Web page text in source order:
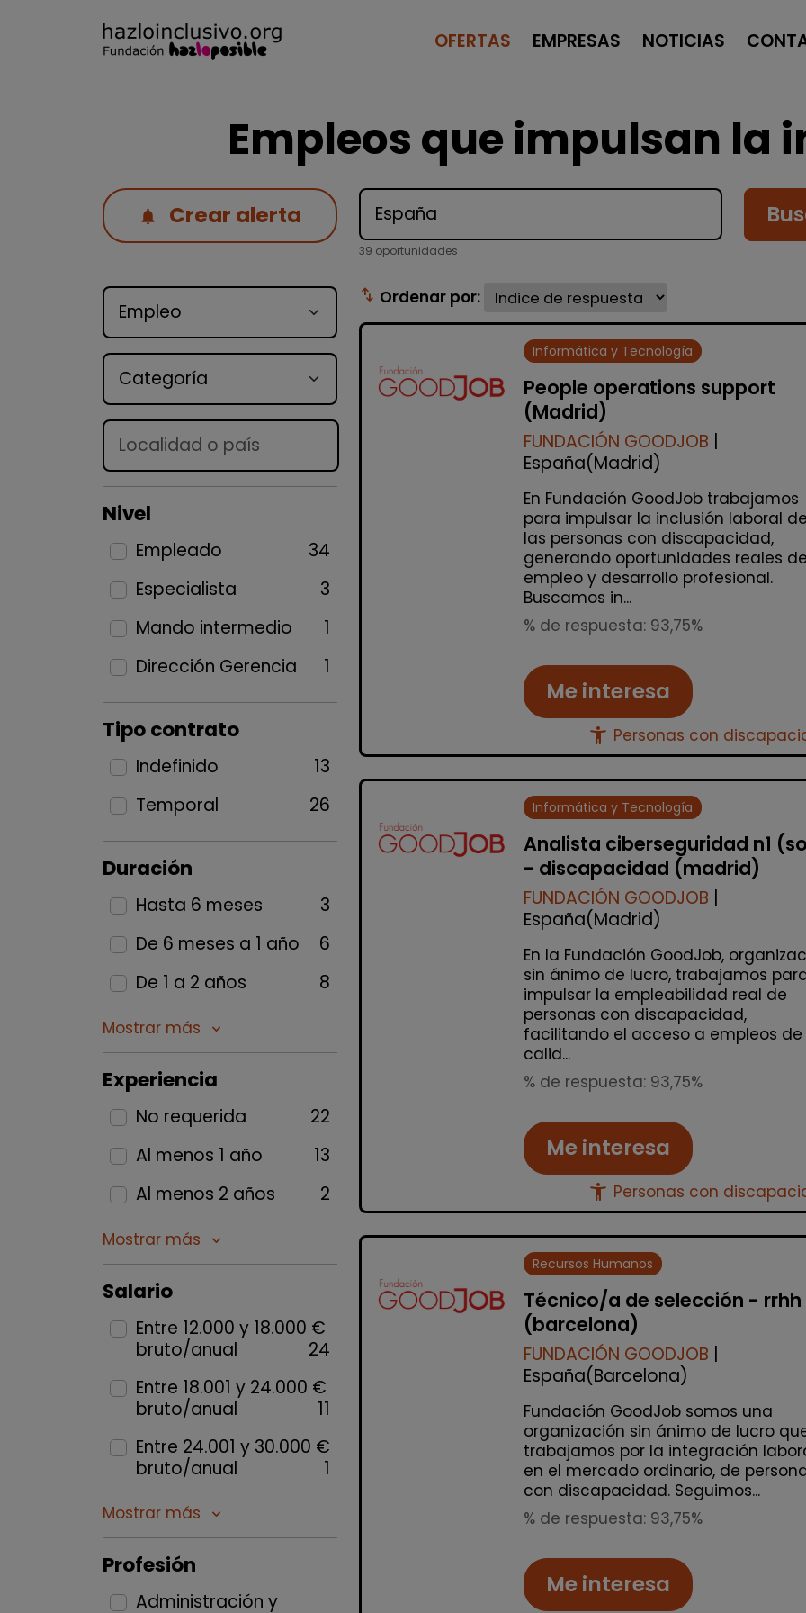
OFERTAS EMPRESAS NOTICIAS
Empleos que impulsan la
Crear alerta
Tipo de oferta
Categoría
Lugar
Nivel
Empleado
34
Especialista
3
Mando intermedio
1
Dirección Gerencia
1
Tipo contrato
Indefinido
13
Temporal
26
Duración
Hasta 6 meses
3
De 6 meses a 1 año
6
De 1 a 2 años
8
Mostrar más keyboard_arrow_down
Experiencia
No requerida
22
Al menos 1 año
13
Al menos 2 años
2
Mostrar más keyboard_arrow_down
Salario
Entre 12.000 y 18.000 €
bruto/anual
24
Entre 18.001 y 24.000 €
bruto/anual
11
Entre 24.001 y 30.000 €
bruto/anual
1
Mostrar más keyboard_arrow_down
Profesión
Administración y
39 oportunidades
swap_vert Ordenar por:
Informática y Tecnología
People operations support
(Madrid)
FUNDACIÓN GOODJOB |
España(Madrid)
En Fundación GoodJob trabajamos
para impulsar la inclusión laboral de
las personas con discapacidad,
generando oportunidades reales de
empleo y desarrollo profesional.
Buscamos in...
% de respuesta: 93,75%
Me interesa
accessibility_new Personas con
Informática y Tecnología
Analista ciberseguridad n1
- discapacidad (madrid)
FUNDACIÓN GOODJOB |
España(Madrid)
En la Fundación GoodJob,
sin ánimo de lucro, trabajamos
impulsar la empleabilidad real de
personas con discapacidad,
facilitando el acceso a empleos de
calid...
% de respuesta: 93,75%
Me interesa
accessibility_new Personas con
Recursos Humanos
Técnico/a de selección - rrhh
(barcelona)
FUNDACIÓN GOODJOB
España(Barcelona)
Fundación GoodJob somos una
organización sin ánimo de lucro
trabajamos por la integración
en el mercado ordinario, de
con discapacidad. Seguimos...
% de respuesta: 93,75%
Me interesa